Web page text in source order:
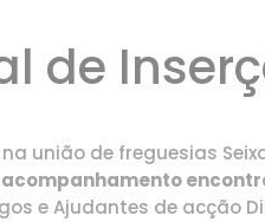
de
na união de freguesias
acompanhamento
e Ajudantes de acção